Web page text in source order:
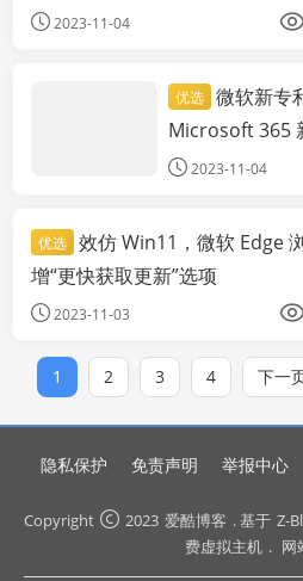
验2023-11-04
科技资讯
优选 微软新专
Microsoft 365
2023-11-04
优选 效仿 Win11，微软 Edge
增“更快获取更新”选项
2023-11-03
1 2 3 4 下一
隐私保护 免责声明 举报中心
Copyright 2023 爱酷博客 . 基于 Z-
费虚拟主机 . 网